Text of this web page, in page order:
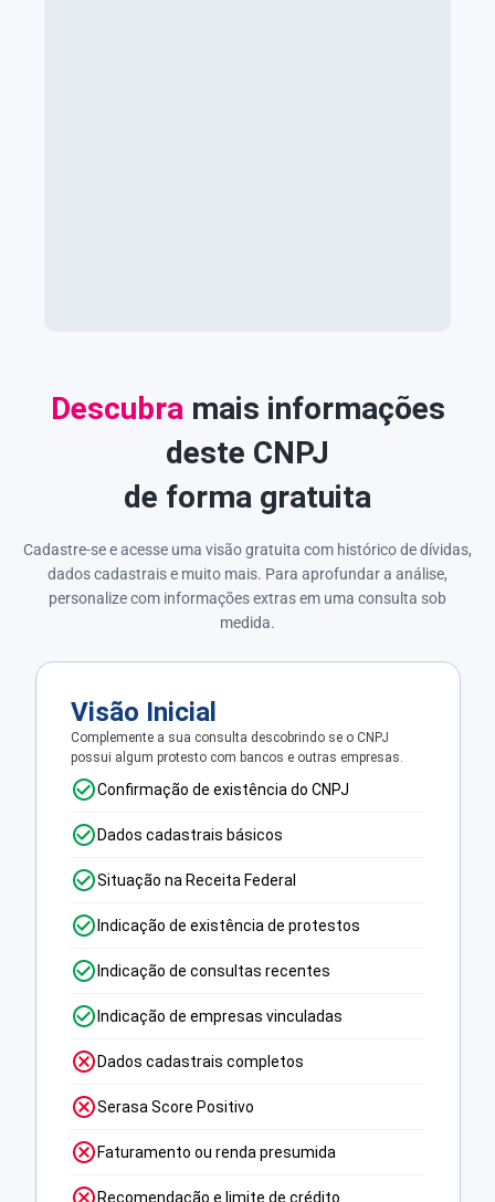
Descubra mais informações
deste CNPJ
de forma gratuita
Cadastre-se e acesse uma visão gratuita com histórico de dívidas,
dados cadastrais e muito mais. Para aprofundar a análise,
personalize com informações extras em uma consulta sob
medida.
Visão Inicial
Complemente a sua consulta descobrindo se o CNPJ
possui algum protesto com bancos e outras empresas.
Confirmação de existência do CNPJ
Dados cadastrais básicos
Situação na Receita Federal
Indicação de existência de protestos
Indicação de consultas recentes
Indicação de empresas vinculadas
Dados cadastrais completos
Serasa Score Positivo
Faturamento ou renda presumida
Recomendação e limite de crédito